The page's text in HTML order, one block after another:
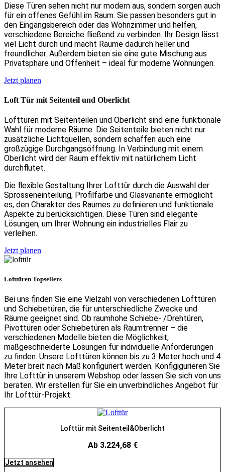
Diese Türen sehen nicht nur modern aus, sondern sorgen auch
für ein offenes Gefühl im Raum. Sie passen besonders gut in
den Eingangsbereich oder das Wohnzimmer und helfen,
verschiedene Bereiche fließend zu verbinden. Ihr Design lässt
viel Licht durch und macht Räume dadurch heller und
freundlicher. Außerdem bieten sie eine gute Mischung aus
Privatsphäre und Offenheit – ideal für moderne Wohnungen.
Jetzt planen
Loft Tür mit Seitenteil und Oberlicht
Lofttüren mit Seitenteilen und Oberlicht sind eine funktionale
Wahl für moderne Räume. Die Seitenteile bieten nicht nur
zusätzliche Lichtquellen, sondern schaffen auch eine
großzügige Durchgangsöffnung. In Verbindung mit einem
Oberlicht wird der Raum effektiv mit natürlichem Licht
durchflutet.
Die flexible Gestaltung Ihrer Lofttür durch die Auswahl der
Sprosseneinteilung, Profilfarbe und Glasvariante ermöglicht
es, den Charakter des Raumes zu definieren und funktionale
Aspekte zu berücksichtigen. Diese Türen sind elegante
Lösungen, um Ihrer Wohnung ein industrielles Flair zu
verleihen.
Jetzt planen
Lofttüren Topsellers
Bei uns finden Sie eine Vielzahl von verschiedenen Lofttüren
und Schiebetüren, die für unterschiedliche Zwecke und
Räume geeignet sind. Ob raumhohe Schiebe- /Drehtüren,
Pivottüren oder Schiebetüren als Raumtrenner – die
verschiedenen Modelle bieten die Möglichkeit,
maßgeschneiderte Lösungen für individuelle Anforderungen
zu finden. Unsere Lofttüren können bis zu 3 Meter hoch und 4
Meter breit nach Maß konfiguriert werden. Konfigigurieren Sie
Ihre Lofttür in unserem Webshop oder lassen Sie sich von uns
beraten. Wir erstellen für Sie ein unverbindliches Angebot für
Ihr Lofttür-Projekt.
Lofttür mit Seitenteil&Oberlicht
Ab 3.224,68 €
Jetzt ansehen